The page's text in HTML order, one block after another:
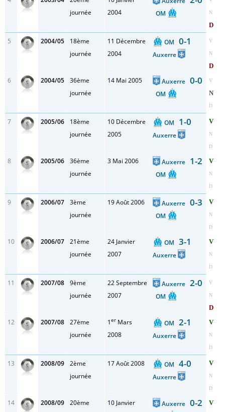
journée
2004
OM N
D
5 2004/05
18ème
journée
11 Décembre
2004
OM 0-1
Auxerre
V
N
D
6 2004/05
36ème
journée
14 Mai 2005 Auxerre0-0
OM
V
N
D
7 2005/06
18ème
journée
10 Décembre
2005
OM 1-0
Auxerre
V
N
D
8 2005/06
36ème
journée
3 Mai 2006 Auxerre 1-2
OM
V
N
D
9 2006/07
3ème
journée
19 Août 2006 Auxerre0-3
OM
V
N
D
10 2006/07
21ème
journée
24 Janvier
2007
OM 3-1
Auxerre
V
N
D
11 2007/08
9ème
journée
22 Septembre
2007
Auxerre2-0
OM
V
N
D
12 2007/08
27ème
journée
1er Mars
2008
OM 2-1
Auxerre
V
N
D
13 2008/09
2ème
journée
17 Août 2008 OM 4-0
Auxerre
V
N
D
14 2008/09
20ème
10 Janvier
Auxerre0-2 V